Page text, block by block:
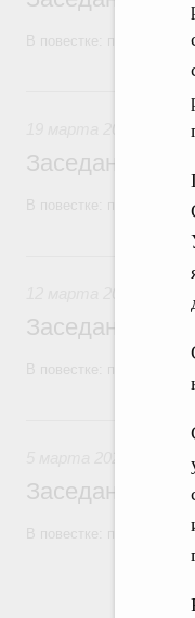
В повестке: проекты
Заседание
В повестке: проекты
Заседание
Заседание
В повестке: проекты